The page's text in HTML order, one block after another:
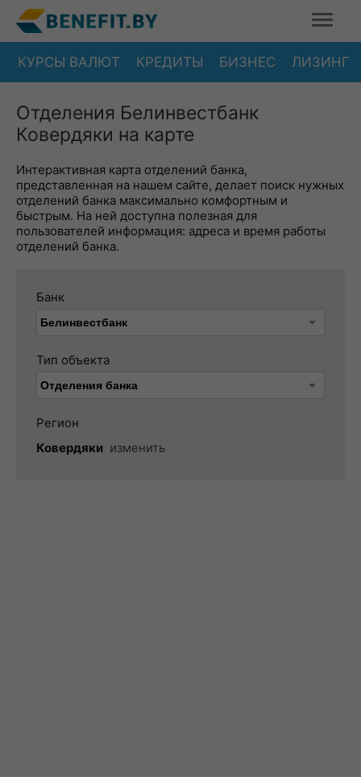
КУРСЫ ВАЛЮТ КРЕДИТЫ БИЗНЕС ЛИЗИНГ
Отделения Белинвестбанк
Ковердяки на карте
Интерактивная карта отделений банка,
представленная на нашем сайте, делает поиск нужных
отделений банка максимально комфортным и
быстрым. На ней доступна полезная для
пользователей информация: адреса и время работы
отделений банка.
Банк
Тип объекта
Регион
Ковердяки изменить